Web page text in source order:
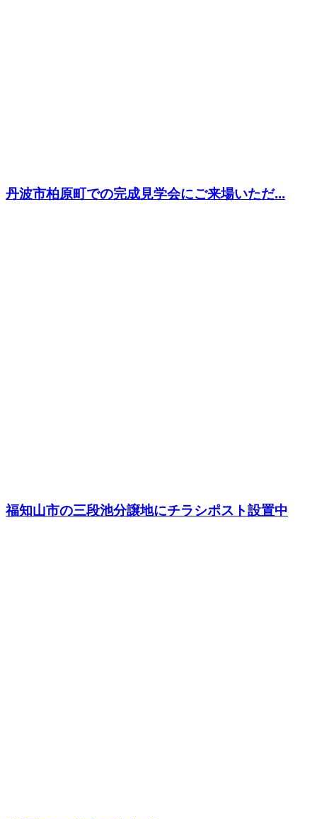
丹波市柏原町での完成見学会にご来場いただ...
福知山市の三段池分譲地にチラシポスト設置中